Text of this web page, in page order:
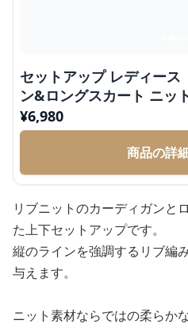
セットアップ レディース
ン&ロングスカート ニッ
¥6,980
商品の詳
リブニットのカーディガンと
た上下セットアップです。
縦のラインを強調するリブ編
与えます。
ニット素材ならではの柔らか